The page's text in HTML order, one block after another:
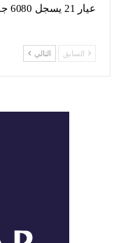
عيار 21 يسجل 6080 جنيهًا
السابق التالي